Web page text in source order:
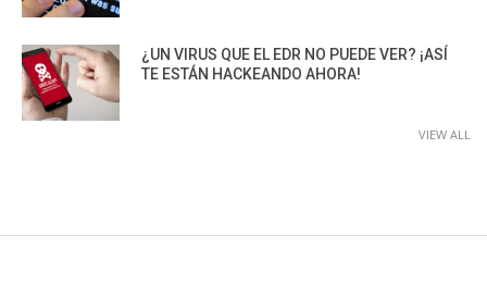
¿UN VIRUS QUE EL EDR NO PUEDE VER? ¡ASÍ
TE ESTÁN HACKEANDO AHORA!
VIEW ALL